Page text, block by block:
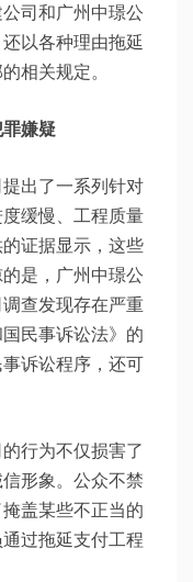
司和广州中璟公
以各种理由拖延
相关规定。
嫌疑
出了一系列针对
缓慢、工程质量
证据显示，这些
是，广州中璟公
查发现存在严重
民事诉讼法》的
诉讼程序，还可
行为不仅损害了
形象。公众不禁
盖某些不正当的
过拖延支付工程